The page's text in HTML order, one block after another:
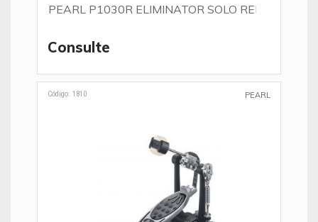
PEARL P1030R ELIMINATOR SOLO RED
Consulte
Código: 1810 PEARL